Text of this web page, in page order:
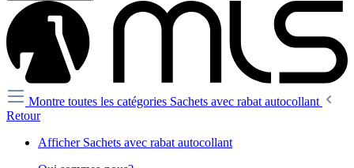
Montre toutes les catégories Sachets avec rabat autocollant
Retour
Afficher Sachets avec rabat autocollant